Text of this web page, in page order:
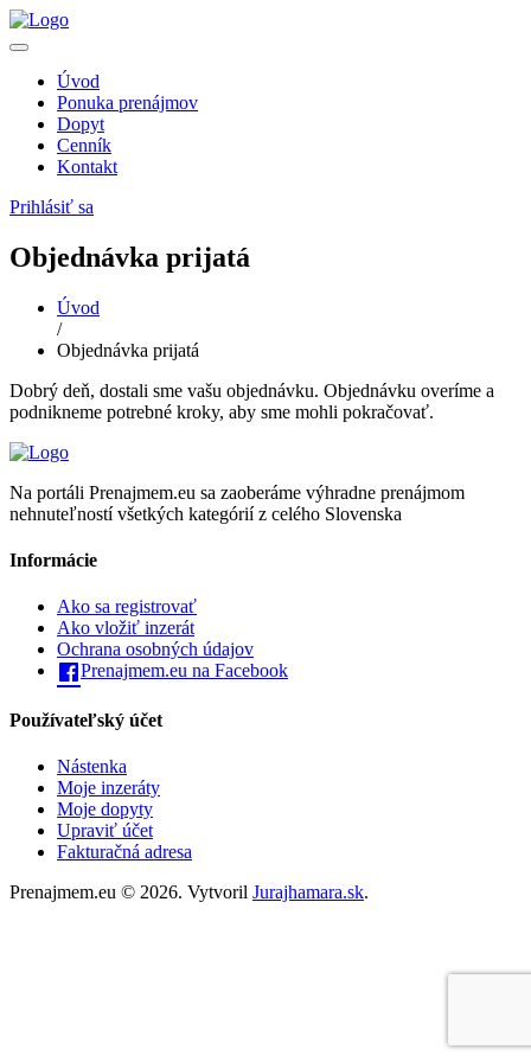
Úvod
Ponuka prenájmov
Dopyt
Cenník
Kontakt
Prihlásiť sa
Objednávka prijatá
Úvod
/
Objednávka prijatá
Dobrý deň, dostali sme vašu objednávku. Objednávku overíme a
podnikneme potrebné kroky, aby sme mohli pokračovať.
Na portáli Prenajmem.eu sa zaoberáme výhradne prenájmom
nehnuteľností všetkých kategórií z celého Slovenska
Informácie
Ako sa registrovať
Ako vložiť inzerát
Ochrana osobných údajov
Prenajmem.eu na Facebook
Používateľský účet
Nástenka
Moje inzeráty
Moje dopyty
Upraviť účet
Fakturačná adresa
Prenajmem.eu © 2026. Vytvoril Jurajhamara.sk.